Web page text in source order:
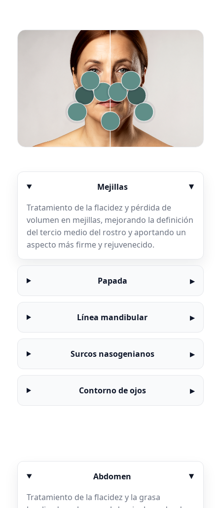
Mejillas
Tratamiento de la flacidez y pérdida de
volumen en mejillas, mejorando la definición
del tercio medio del rostro y aportando un
aspecto más firme y rejuvenecido.
Papada
Línea mandibular
Surcos nasogenianos
Contorno de ojos
Abdomen
Tratamiento de la flacidez y la grasa